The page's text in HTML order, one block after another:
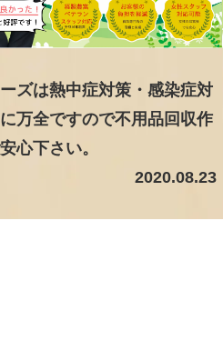
ズは熱中症対策・感染症対
万全ですので不用品回収作
心下さい。
2020.08.23